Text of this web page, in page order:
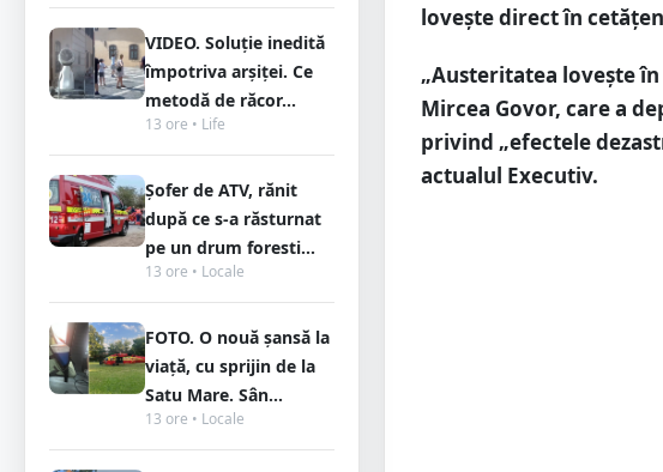
VIDEO. Soluție inedită
împotriva arșiței. Ce
metodă de răcor...
13 ore • Life
Șofer de ATV, rănit
după ce s-a răsturnat
pe un drum foresti...
13 ore • Locale
FOTO. O nouă șansă la
viață, cu sprijin de la
Satu Mare. Sân...
13 ore • Locale
lovește direct în
„Austeritatea lovește
Mircea Govor, care a
privind „efectele
actualul Executiv.